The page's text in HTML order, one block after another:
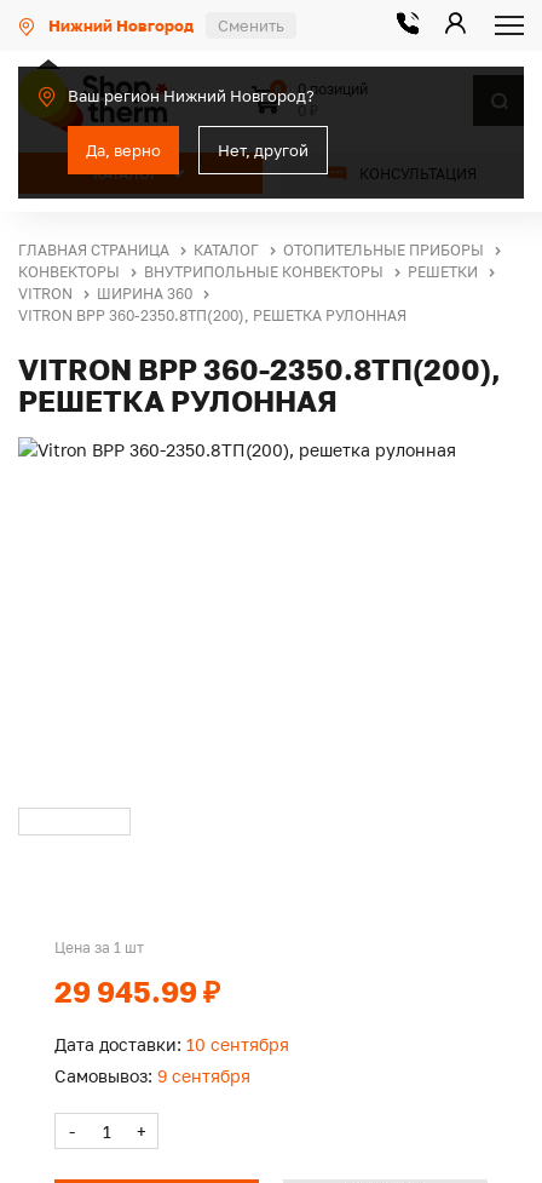
Нижний Новгород Сменить
Ваш регион Нижний Новгород?
Да, верно Нет, другой
КАТАЛОГ КОНСУЛЬТАЦИЯ
0
0 позиций
ГЛАВНАЯ СТРАНИЦА КАТАЛОГ
ОТОПИТЕЛЬНЫЕ ПРИБОРЫ
КОНВЕКТОРЫ
ВНУТРИПОЛЬНЫЕ КОНВЕКТОРЫ
РЕШЕТКИ
VITRON
ШИРИНА 360
VITRON ВРР 360-2350.8ТП(200), РЕШЕТКА РУЛОННАЯ
VITRON ВРР 360-2350.8ТП(200),
РЕШЕТКА РУЛОННАЯ
Цена за 1 шт
29 945.99 ₽
Дата доставки: 10 сентября
Самовывоз: 9 сентября
- +